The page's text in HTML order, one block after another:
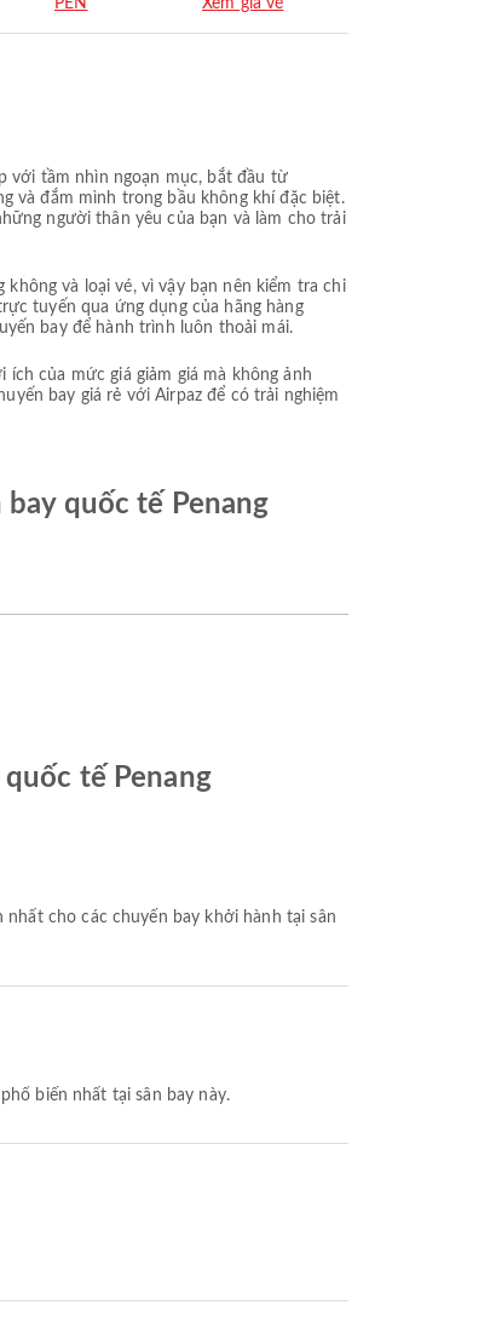
PEN Xem giá vé
với tầm nhìn ngoạn mục, bắt đầu từ
và đắm mình trong bầu không khí đặc biệt.
người thân yêu của bạn và làm cho trải
và loại vé, vì vậy bạn nên kiểm tra chi
tuyến qua ứng dụng của hãng hàng
bay để hành trình luôn thoải mái.
của mức giá giảm giá mà không ảnh
bay giá rẻ với Airpaz để có trải nghiệm
bay quốc tế Penang
tế Penang
nhất cho các chuyến bay khởi hành tại sân
biến nhất tại sân bay này.